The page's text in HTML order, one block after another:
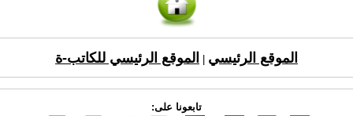
الموقع الرئيسي الموقع الرئيسي للكاتب-ة
تابعونا على: